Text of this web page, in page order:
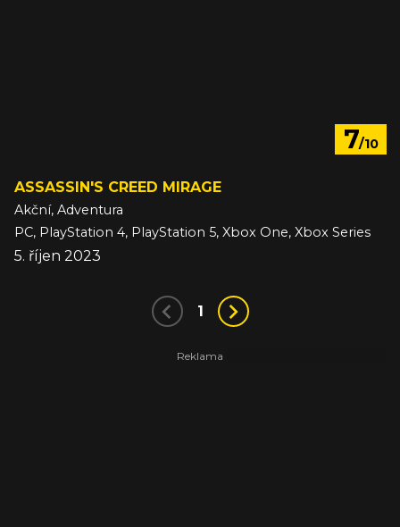
7/10
ASSASSIN'S CREED MIRAGE
Akční, Adventura
PC, PlayStation 4, PlayStation 5, Xbox One, Xbox Series
5. říjen 2023
1